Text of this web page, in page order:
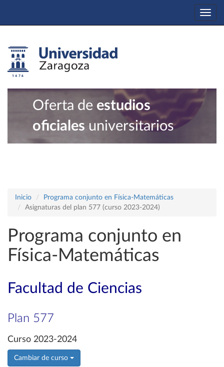
Oferta de estudios
oficiales universitarios
Inicio
Programa conjunto en Física-Matemáticas
Asignaturas del plan 577 (curso 2023-2024)
Programa conjunto en
Física-Matemáticas
Facultad de Ciencias
Plan 577
Curso 2023-2024
Cambiar de curso